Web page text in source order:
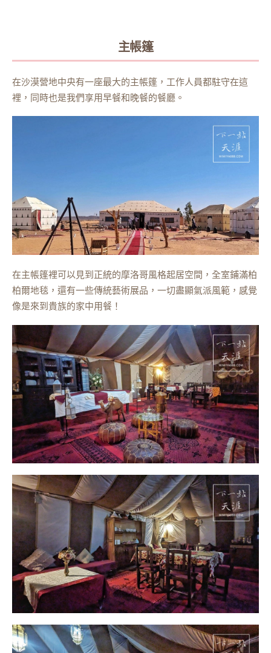
主帳篷
在沙漠營地中央有一座最大的主帳篷，工作人員都駐守在這
裡，同時也是我們享用早餐和晚餐的餐廳。
在主帳篷裡可以見到正統的摩洛哥風格起居空間，全室鋪滿柏
柏爾地毯，還有一些傳統藝術展品，一切盡顯氣派風範，感覺
像是來到貴族的家中用餐！